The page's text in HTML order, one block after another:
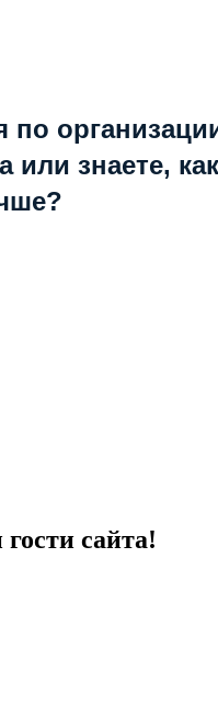
по
или знаете, как
сайта!